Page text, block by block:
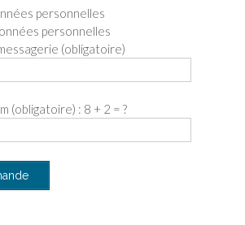
personnelles
personnelles
(obligatoire)
(obligatoire) : 8 + 2 = ?